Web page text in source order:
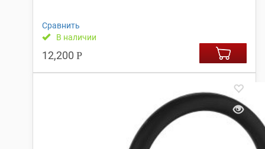
Сравнить
В наличии
12,200 Р